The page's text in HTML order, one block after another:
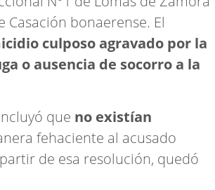
bonaerense. El
culposo agravado por la
o ausencia de socorro a la
que no existían
fehaciente al acusado
de esa resolución, quedó